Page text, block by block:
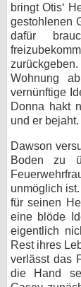
bringt Otis‘
gestohlenen
dafür
Wohnung
vernünftige
Donna hakt
und er
Dawson
Boden zu
unmöglich
für seinen
eine blöde
eigentlich
Rest ihres
verlässt das
die Hand